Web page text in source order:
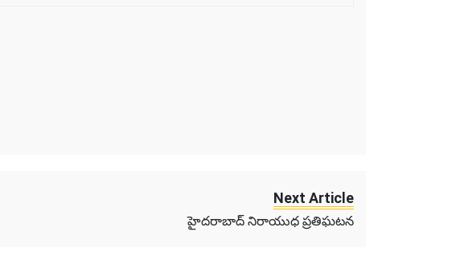
Next Article
హైదరాబాద్ నిరాయుధ ప్రతిఘటన